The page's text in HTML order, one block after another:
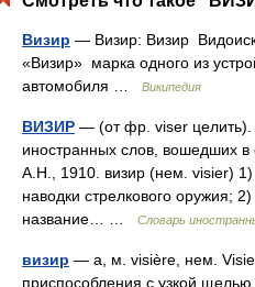
Визир — Визир: Визир
«Визир» марка одного из
автомобиля …
Википедия
ВИЗИР — (от фр. viser
иностранных слов, вошедших в
А.Н., 1910. визир (нем. visier) 1)
наводки стрелкового оружия;
название… …
Словарь
визир — а, м. visière, нем.
приспособления с узкой щелью